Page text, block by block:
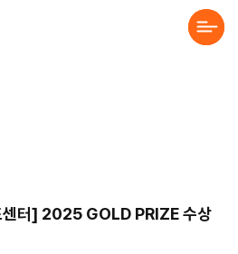
전문 소이정 | 수원 홈페이지 제작업체, 모바
부 내용을 알려주시면, 검토 후 견적서를 보내드리겠습니다. 전하고 싶은 말이 있나요? 프로
터] 2025 GOLD PRIZE 수상